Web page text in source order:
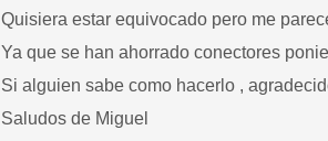
Quisiera estar equivocado pero me
Ya que se han ahorrado conectores
Si alguien sabe como hacerlo ,
Saludos de Miguel